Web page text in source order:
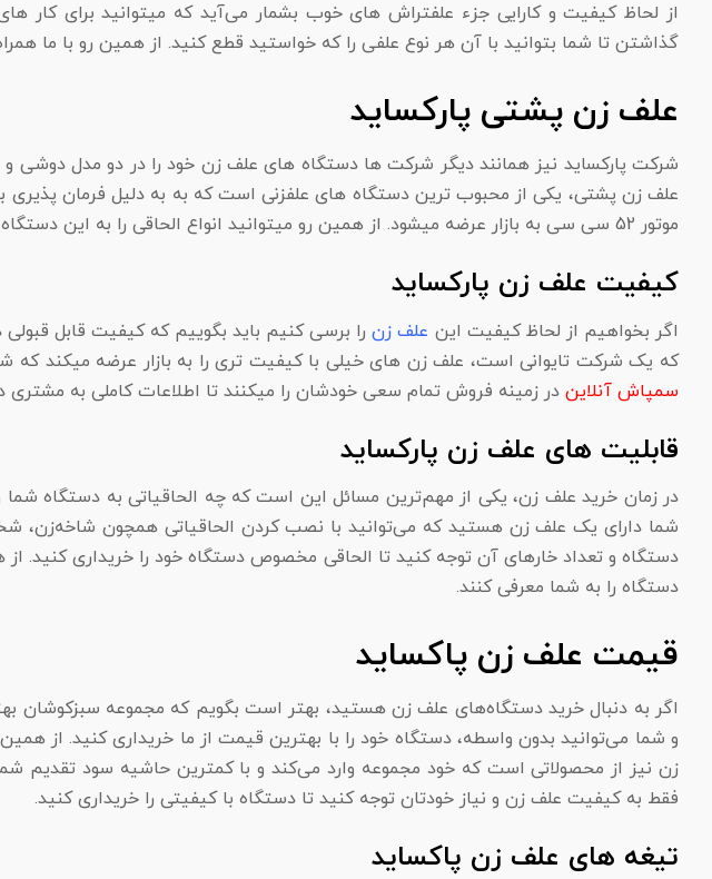
از لحاظ کیفیت و کارایی جزء علفتراش های خوب بشمار می‌آید که میتوانید برای
گذاشتن تا شما بتوانید با آن هر نوع علفی را که خواستید قطع کنید. از همین رو با ما
علف زن پشتی پارکساید
شرکت پارکساید نیز همانند دیگر شرکت ها دستگاه های علف زن خود را در دو مدل دوشی
علف زن پشتی، یکی از محبوب ترین دستگاه های علفزنی است که به به دلیل فرمان پذیری
موتور 52 سی سی به بازار عرضه میشود. از همین رو میتوانید انواع الحاقی را به این دستگاه وصل کنید و علف زن خودتان را تبدیل به یک علف زن چند کاره کنید.
کیفیت علف زن پارکساید
اگر بخواهیم از لحاظ کیفیت این علف زنرا برسی کنیم باید بگوییم که کیفیت قابل
که یک شرکت تایوانی است، علف زن های خیلی با کیفیت تری را به بازار عرضه میکند
سمپاش آنلاین در زمینه فروش تمام سعی خودشان را میکنند تا اطلاعات کاملی به مشتری
قابلیت های علف زن پارکساید
در زمان خرید علف زن، یکی از مهم‌ترین مسائل این است که چه الحاقیاتی به دستگاه
شما دارای یک علف زن هستید که می‌توانید با نصب کردن الحاقیاتی همچون شاخه‌زن،
دستگاه و تعداد خارهای آن توجه کنید تا الحاقی مخصوص دستگاه خود را خریداری کنید.
دستگاه را به شما معرفی کنند.
قیمت علف زن پاکساید
اگر به دنبال خرید دستگاه‌های علف زن هستید، بهتر است بگویم که مجموعه سبزکوشان
و شما می‌توانید بدون واسطه، دستگاه خود را با بهترین قیمت از ما خریداری کنید. از
زن نیز از محصولاتی است که خود مجموعه وارد می‌کند و با کمترین حاشیه سود تقدیم
فقط به کیفیت علف زن و نیاز خودتان توجه کنید تا دستگاه با کیفیتی را خریداری کنید.
تیغه های علف زن پاکساید